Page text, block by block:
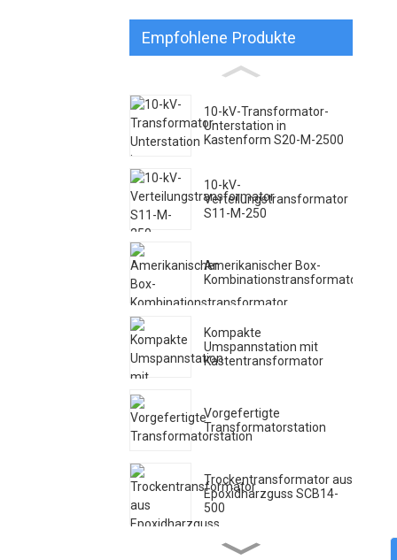
Empfohlene Produkte
10-kV-Transformator-
Unterstation in
Kastenform S20-M-2500
10-kV-
Verteilungstransformator
S11-M-250
Amerikanischer Box-
Kombinationstransformator
Kompakte
Umspannstation mit
Kastentransformator
Vorgefertigte
Transformatorstation
Trockentransformator aus
Epoxidharzguss SCB14-
500
Harzisolierter